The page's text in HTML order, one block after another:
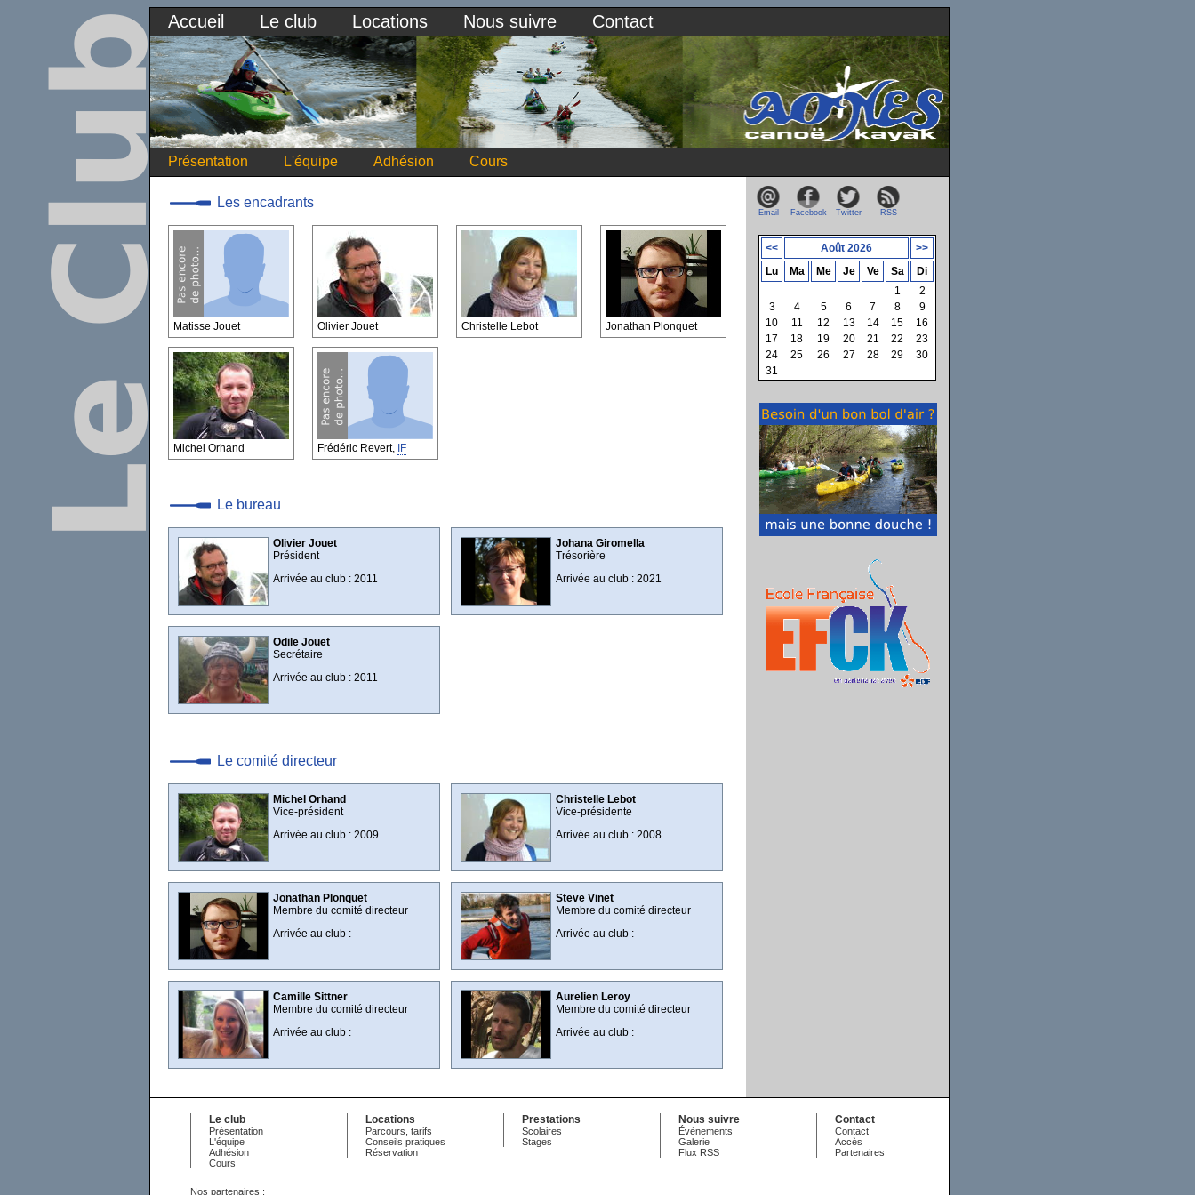
Accueil Le club Locations Nous suivre Contact
Présentation L'équipe Adhésion Cours
Les encadrants
Matisse Jouet Olivier Jouet Christelle Lebot Jonathan Plonquet
Michel Orhand Frédéric Revert, IF
Le bureau
Olivier Jouet
Président
Arrivée au club : 2011
Johana Giromella
Trésorière
Arrivée au club : 2021
Odile Jouet
Secrétaire
Arrivée au club : 2011
Le comité directeur
Michel Orhand
Vice-président
Arrivée au club : 2009
Christelle Lebot
Vice-présidente
Arrivée au club : 2008
Jonathan Plonquet
Membre du comité directeur
Arrivée au club :
Steve Vinet
Membre du comité directeur
Arrivée au club :
Camille Sittner
Membre du comité directeur
Arrivée au club :
Aurelien Leroy
Membre du comité directeur
Arrivée au club :
Email Facebook Twitter RSS
<< Août 2026
>>
Lu
Ma Me Je Ve Sa
Di
1
2
3
4 5 6 7 8
9
10
11 12 13 14 15
16
17
18 19 20 21 22
23
24
25 26 27 28 29
30
31
Le club
Présentation
L'équipe
Adhésion
Cours
Locations
Parcours, tarifs
Conseils pratiques
Réservation
Prestations
Scolaires
Stages
Nous suivre
Évènements
Galerie
Flux RSS
Contact
Contact
Accès
Partenaires
Nos partenaires :